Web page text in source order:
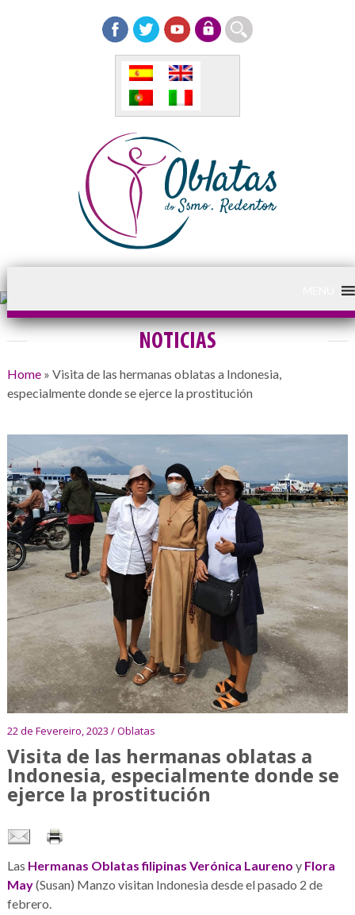
NOTICIAS
Home» Visita de las hermanas oblatas a Indonesia,
especialmente donde se ejerce la prostitución
22 de Fevereiro, 2023 / Oblatas
Visita de las hermanas oblatas a
Indonesia, especialmente donde se
ejerce la prostitución
Las Hermanas Oblatasfilipinas Verónica Laureno y Flora
May(Susan) Manzo visitan Indonesia desde el pasado 2 de
febrero.